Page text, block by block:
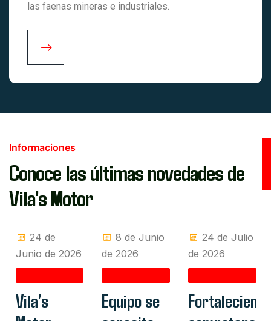
las faenas mineras e industriales.
Informaciones
Conoce las últimas novedades de
Vila's Motor
24 de
Junio de 2026
Vila’s
8 de Junio
de 2026
Equipo se
24 de Julio
de 2026